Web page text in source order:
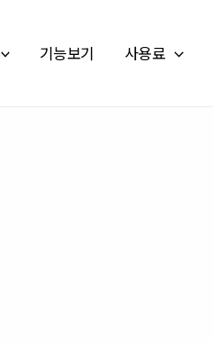
기능보기 사용료